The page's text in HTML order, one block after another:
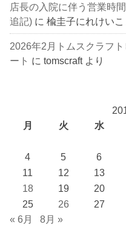
店長の入院に伴う営業時
追記) に楡圭子にれけいこ
2026年2月トムスクラフ
ート にtomscraftより
月
火 水
4
5 6
11
12 13
18
19 20
25
26 27
« 6月
8月 »